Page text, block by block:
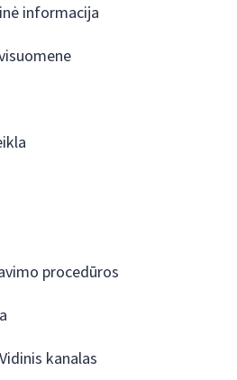
informacija
procedūros
kanalas